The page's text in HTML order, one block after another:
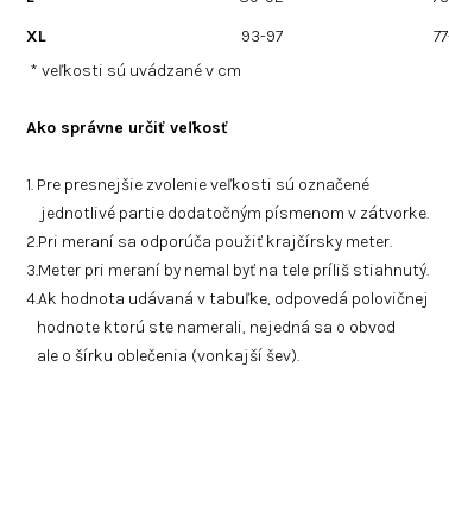
XL
93-97
* veľkosti sú uvádzané v cm
Ako správne určiť veľkosť
1. Pre presnejšie zvolenie veľkosti sú označené
jednotlivé partie dodatočným písmenom v zátvorke.
2.Pri meraní sa odporúča použiť krajčírsky meter.
3.Meter pri meraní by nemal byť na tele príliš stiahnutý.
4.Ak hodnota udávaná v tabuľke, odpovedá polovičnej
hodnote ktorú ste namerali, nejedná sa o obvod
ale o šírku oblečenia (vonkajší šev).